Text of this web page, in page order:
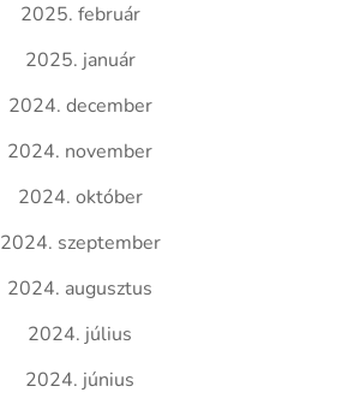
2025. február
2025. január
2024. december
2024. november
2024. október
2024. szeptember
2024. augusztus
2024. július
2024. június